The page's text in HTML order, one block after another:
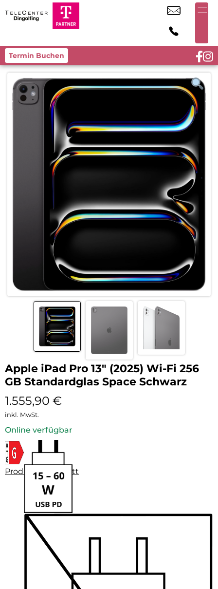
Termin Buchen
Apple iPad Pro 13″ (2025) Wi-Fi 256
GB Standardglas Space Schwarz
1.555,90 €
inkl. MwSt.
Online verfügbar
Produktdatenblatt